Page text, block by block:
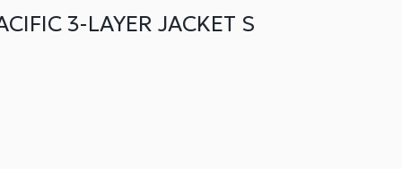
3-LAYER JACKET S